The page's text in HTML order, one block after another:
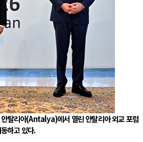
탈리아(Antalya)에서 열린 안탈리아 외교 포럼
하고 있다.
중동 위기
즈 갈등 격화, 트럼프 정치·경제 ..
즈 해협 통행료를 철회한 트럼프
르무즈 해협 봉쇄 선택한 배경
, 이란 압박수단 한계 직면
, 가자 통치권 이양으로 휴전 의지..